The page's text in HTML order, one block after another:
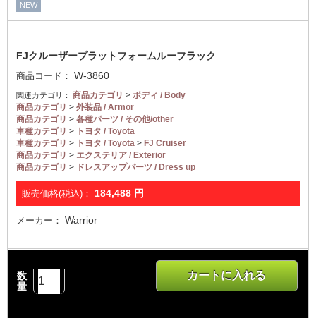
NEW
FJクルーザープラットフォームルーフラック
商品コード： W-3860
関連カテゴリ： 商品カテゴリ > ボディ / Body
商品カテゴリ > 外装品 / Armor
商品カテゴリ > 各種パーツ / その他/other
車種カテゴリ >
トヨタ / Toyota
車種カテゴリ > トヨタ / Toyota > FJ Cruiser
商品カテゴリ > エクステリア / Exterior
商品カテゴリ > ドレスアップパーツ / Dress up
販売価格(税込)： 184,488 円
メーカー： Warrior
数
量
カートに入れる